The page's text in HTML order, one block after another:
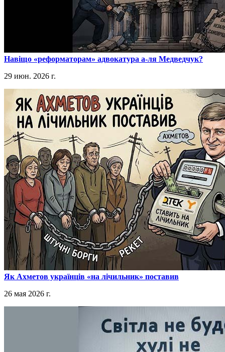
​Навіщо «реформаторам» адвокатура а-ля Медведчук?
29 июн. 2026 г.
​Як Ахметов українців «на лічильник» поставив
26 мая 2026 г.